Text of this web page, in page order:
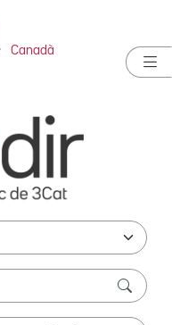
Canadà